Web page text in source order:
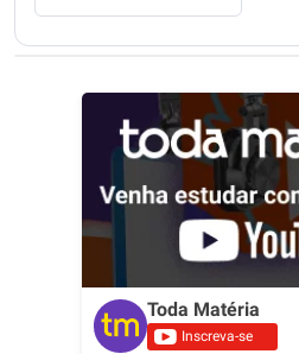
Toda Matéria
Inscreva-se